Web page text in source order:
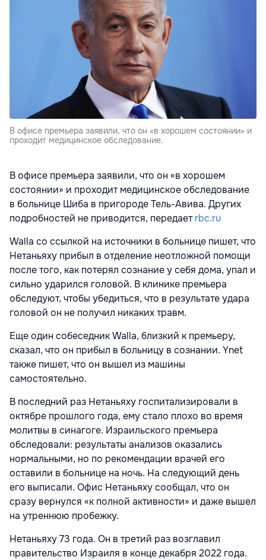
В офисе премьера заявили, что он «в хорошем состоянии» и
проходит медицинское обследование.
В офисе премьера заявили, что он «в хорошем
состоянии» и проходит медицинское обследование
в больнице Шиба в пригороде Тель-Авива. Других
подробностей не приводится, передаетrbc.ru
Walla со ссылкой на источники в больнице пишет, что
Нетаньяху прибыл в отделение неотложной помощи
после того, как потерял сознание у себя дома, упал и
сильно ударился головой. В клинике премьера
обследуют, чтобы убедиться, что в результате удара
головой он не получил никаких травм.
Еще один собеседник Walla, близкий к премьеру,
сказал, что он прибыл в больницу в сознании. Ynet
также пишет, что он вышел из машины
самостоятельно.
В последний раз Нетаньяху госпитализировали в
октябре прошлого года, ему стало плохо во время
молитвы в синагоге. Израильского премьера
обследовали: результаты анализов оказались
нормальными, но по рекомендации врачей его
оставили в больнице на ночь. На следующий день
его выписали. Офис Нетаньяху сообщал, что он
сразу вернулся «к полной активности» и даже вышел
на утреннюю пробежку.
Нетаньяху 73 года. Он в третий раз возглавил
правительство Израиля в конце декабря 2022 года.